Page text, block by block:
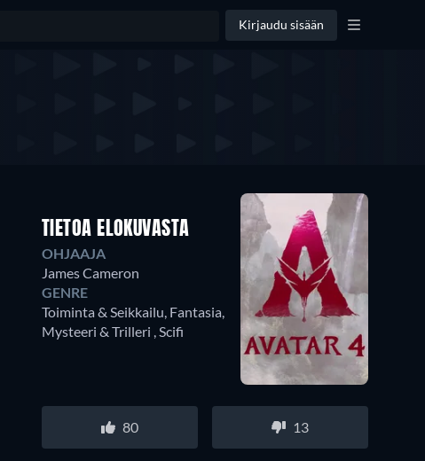
Kirjaudu sisään
TIETOA ELOKUVASTA
OHJAAJA
James Cameron
GENRE
Toiminta & Seikkailu, Fantasia,
Mysteeri & Trilleri , Scifi
80 13